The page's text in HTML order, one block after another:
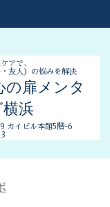
アで、
友人）の悩みを解決
カイビル本館5階-6